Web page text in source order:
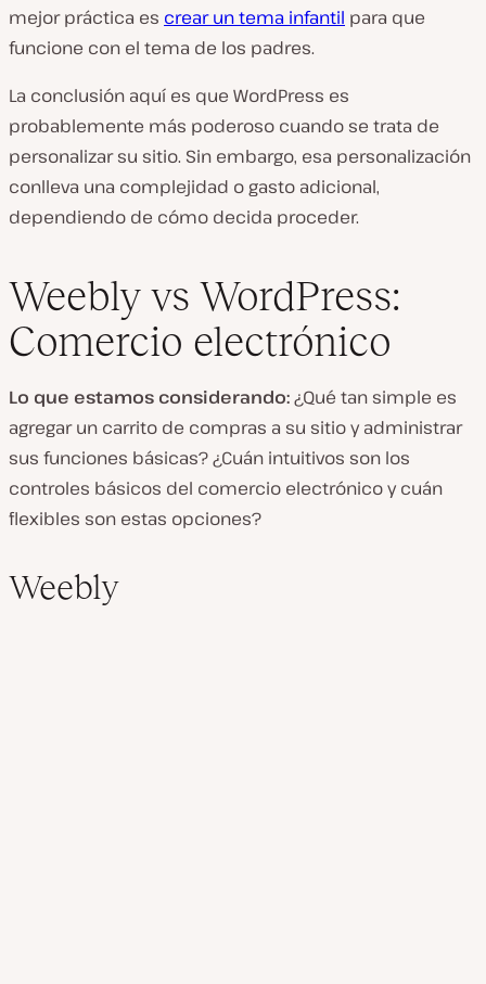
mejor práctica es crear un tema infantil para que
funcione con el tema de los padres.
La conclusión aquí es que WordPress es
probablemente más poderoso cuando se trata de
personalizar su sitio. Sin embargo, esa personalización
conlleva una complejidad o gasto adicional,
dependiendo de cómo decida proceder.
Weebly vs WordPress:
Comercio electrónico
Lo que estamos considerando:¿Qué tan simple es
agregar un carrito de compras a su sitio y administrar
sus funciones básicas? ¿Cuán intuitivos son los
controles básicos del comercio electrónico y cuán
flexibles son estas opciones?
Weebly